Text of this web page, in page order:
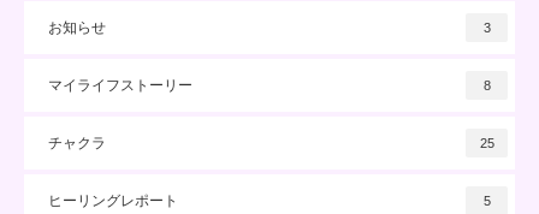
お知らせ 3
マイライフストーリー 8
チャクラ 25
ヒーリングレポート 5